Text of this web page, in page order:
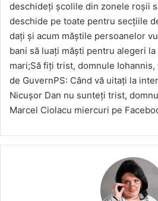
deschideți școlile din zonele roșii
deschide pe toate pentru secțiile
dați și acum măștile persoanelor
bani să luați măști pentru alegeri
mari;Să fiți trist, domnule
de GuvernPS: Când vă uitați la
Nicușor Dan nu sunteți trist,
Marcel Ciolacu miercuri pe